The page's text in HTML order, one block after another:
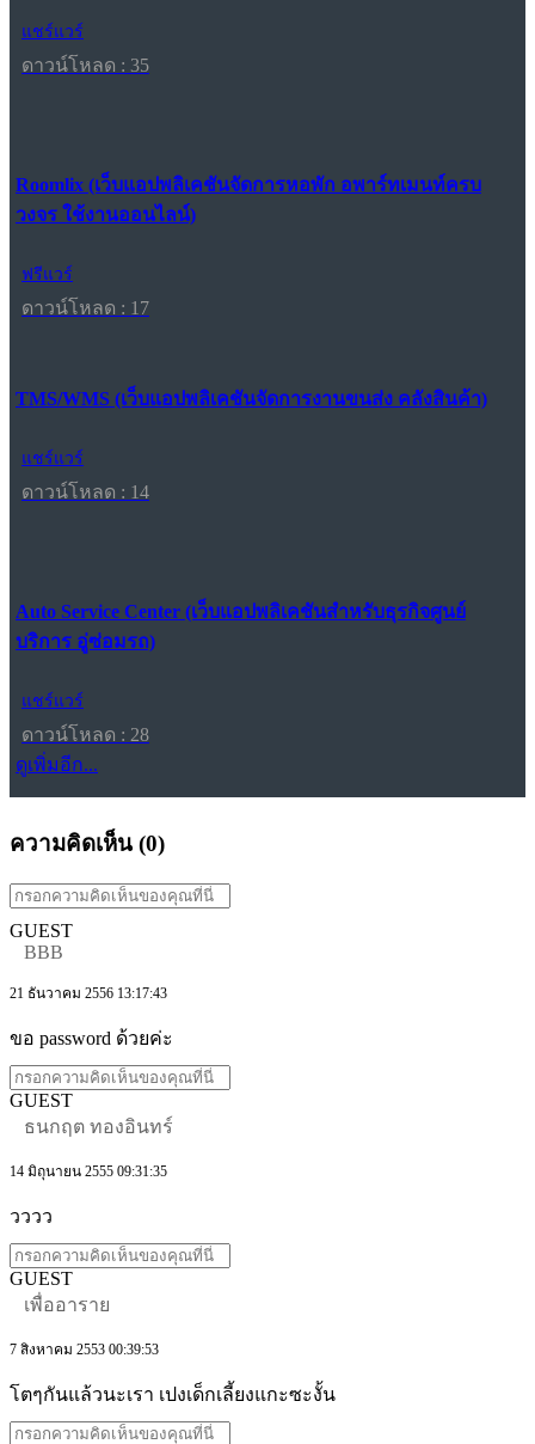
แชร์แวร์
ดาวน์โหลด : 35
Roomlix (เว็บแอปพลิเคชันจัดการหอพัก อพาร์ทเมนท์ครบ
วงจร ใช้งานออนไลน์)
ฟรีแวร์
ดาวน์โหลด : 17
TMS/WMS (เว็บแอปพลิเคชันจัดการงานขนส่ง คลังสินค้า)
แชร์แวร์
ดาวน์โหลด : 14
Auto Service Center (เว็บแอปพลิเคชันสำหรับธุรกิจศูนย์
บริการ อู่ซ่อมรถ)
แชร์แวร์
ดาวน์โหลด : 28
ดูเพิ่มอีก...
ความคิดเห็น (0)
GUEST
BBB
21 ธันวาคม 2556 13:17:43
ขอ password ด้วยค่ะ
GUEST
ธนกฤต ทองอินทร์
14 มิถุนายน 2555 09:31:35
วววว
GUEST
เพื่ออาราย
7 สิงหาคม 2553 00:39:53
โตๆกันแล้วนะเรา เปงเด็กเลี้ยงแกะซะงั้น